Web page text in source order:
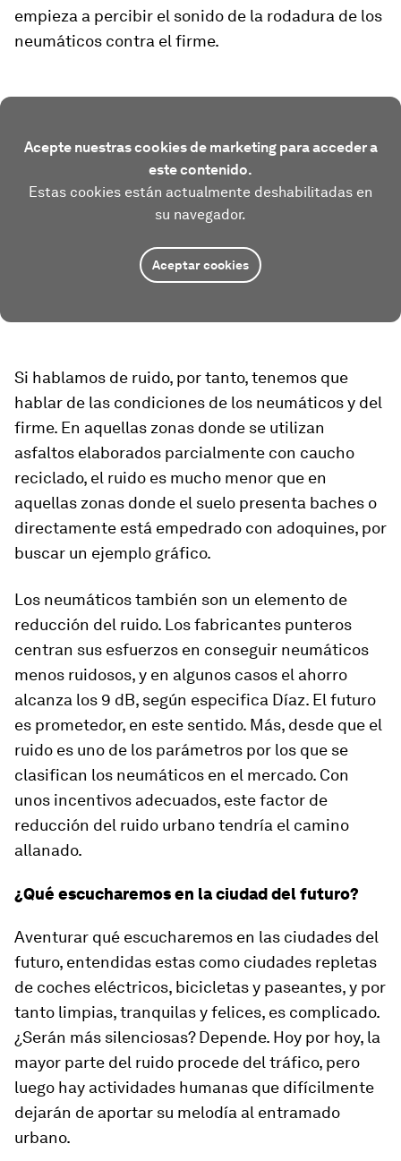
empieza a percibir el sonido de la rodadura de los
neumáticos contra el firme.
Acepte nuestras cookies de marketing para acceder a
este contenido.
Estas cookies están actualmente deshabilitadas en
su navegador.
Aceptar cookies
Si hablamos de ruido, por tanto, tenemos que
hablar de las condiciones de los neumáticos y del
firme. En aquellas zonas donde se utilizan
asfaltos elaborados parcialmente con caucho
reciclado, el ruido es mucho menor que en
aquellas zonas donde el suelo presenta baches o
directamente está empedrado con adoquines, por
buscar un ejemplo gráfico.
Los neumáticos también son un elemento de
reducción del ruido. Los fabricantes punteros
centran sus esfuerzos en conseguir neumáticos
menos ruidosos, y en algunos casos el ahorro
alcanza los 9 dB, según especifica Díaz. El futuro
es prometedor, en este sentido. Más, desde que el
ruido es uno de los parámetros por los que se
clasifican los neumáticos en el mercado. Con
unos incentivos adecuados, este factor de
reducción del ruido urbano tendría el camino
allanado.
¿Qué escucharemos en la ciudad del futuro?
Aventurar qué escucharemos en las ciudades del
futuro, entendidas estas como ciudades repletas
de coches eléctricos, bicicletas y paseantes, y por
tanto limpias, tranquilas y felices, es complicado.
¿Serán más silenciosas? Depende. Hoy por hoy, la
mayor parte del ruido procede del tráfico, pero
luego hay actividades humanas que difícilmente
dejarán de aportar su melodía al entramado
urbano.